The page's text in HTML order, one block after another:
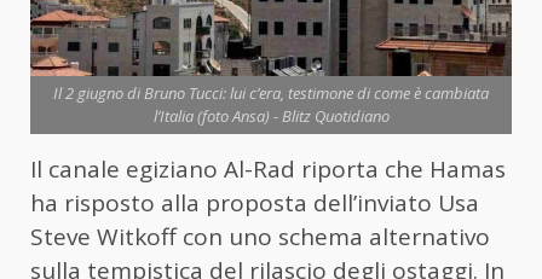
Il 2 giugno di Bruno Tucci: lui c’era, testimone di come è cambiata
l’Italia (foto Ansa) - Blitz Quotidiano
Il canale egiziano Al-Rad riporta che Hamas
ha risposto alla proposta dell’inviato Usa
Steve Witkoff con uno schema alternativo
sulla tempistica del rilascio degli ostaggi. In